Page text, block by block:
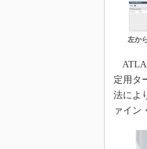
左か
定用タ
法によ
ァイン